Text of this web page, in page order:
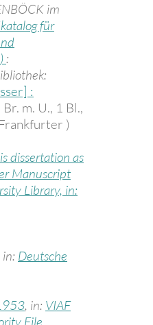
im
für
:
:
m. U., 1 Bl.,
)
dissertation as
Manuscript
Library, in:
in: Deutsche
, in: VIAF